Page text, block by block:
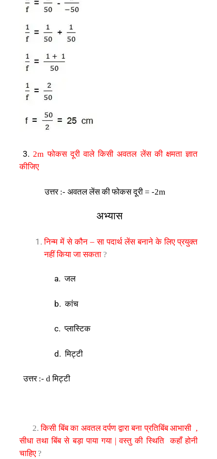
3. 2mफोकस दूरी वाले किसी अवतल लेंस की क्षमता ज्ञात
कीजिए
उत्तर:- अवतललेंसकीफोकसदूरी = -2m
अभ्यास
निन्म में से कौन –सा पदार्थ लेंस बनाने के लिए प्रयुक्त
नहींकियाजासकता ?
a. जल
b. कांच
c. प्लास्टिक
d. मिट्टी
उत्तर:- dमिट्टी
2.किसी बिंबका अवतलदर्पणद्वाराबना प्रतिबिंबआभासी ,
सीधा तथा बिंब से बड़ा पाया गया|वस्तु की स्थिति कहाँ होनी
चाहिए ?